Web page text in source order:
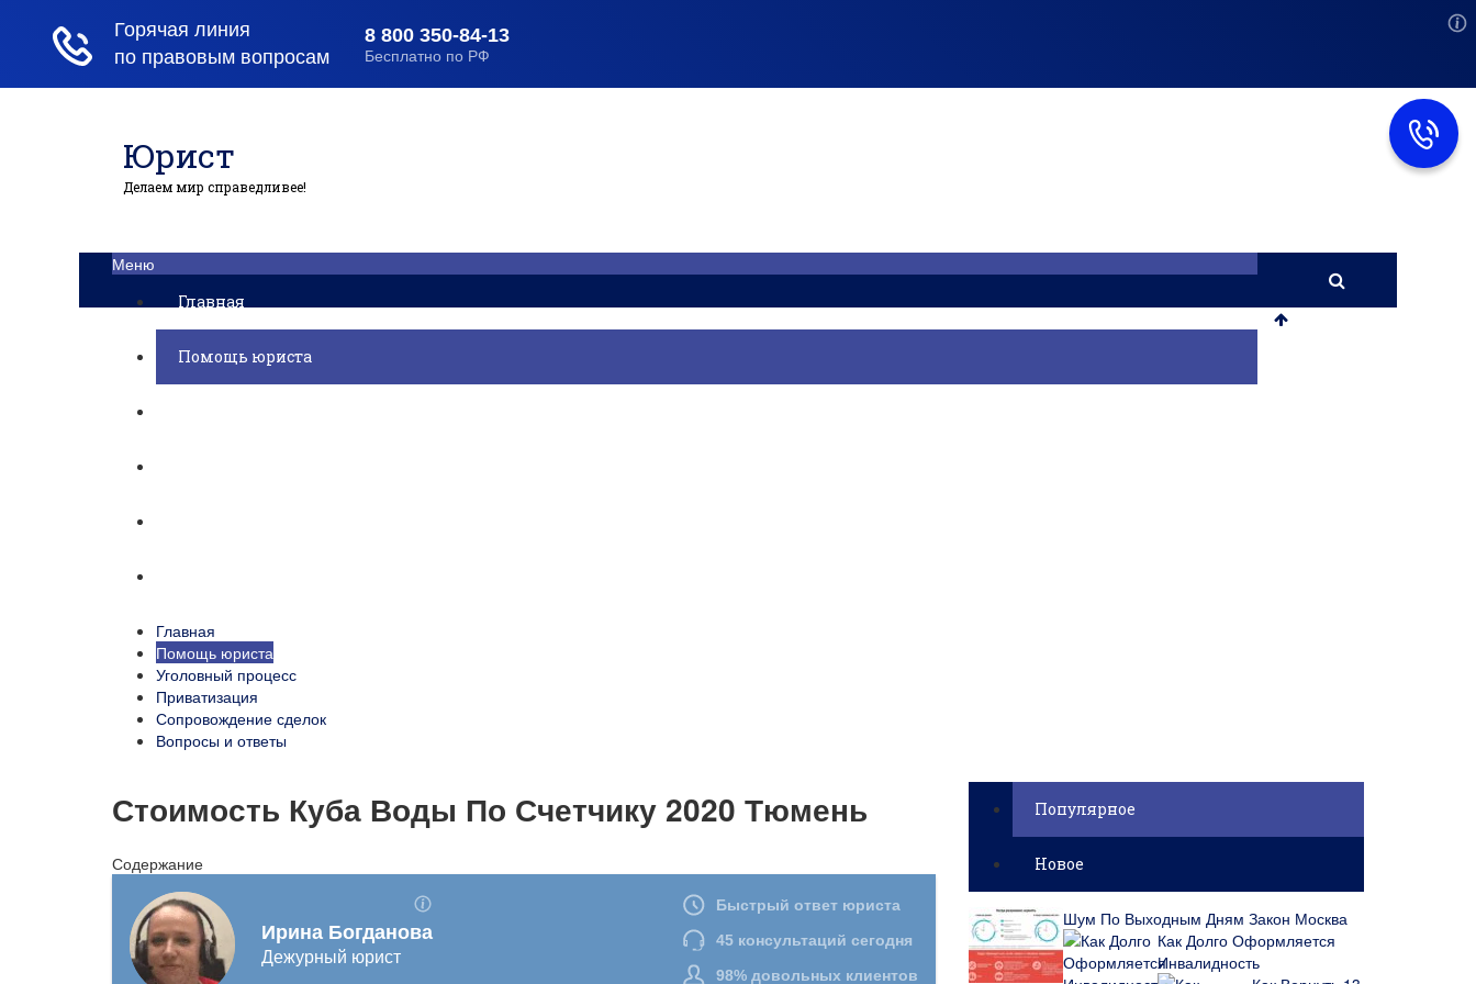
Юрист
Делаем мир справедливее!
Меню
Главная
Помощь юриста
Главная
Помощь юриста
Уголовный процесс
Приватизация
Сопровождение сделок
Вопросы и ответы
Стоимость Куба Воды По Счетчику 2020 Тюмень
Содержание
Популярное
Новое
Шум По Выходным Дням Закон Москва
Как Долго Оформляется
Инвалидность